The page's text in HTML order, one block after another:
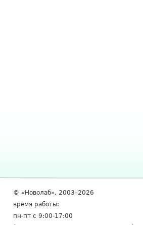
© «Новолаб», 2003–2026
время работы:
пн-пт с 9:00-17:00